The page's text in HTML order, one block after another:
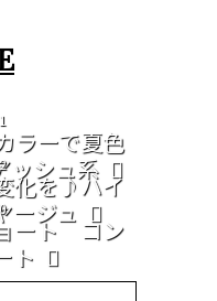
ラーで夏色
ッシュ系
化を♪ハイ
ージュ
ート コン
ト